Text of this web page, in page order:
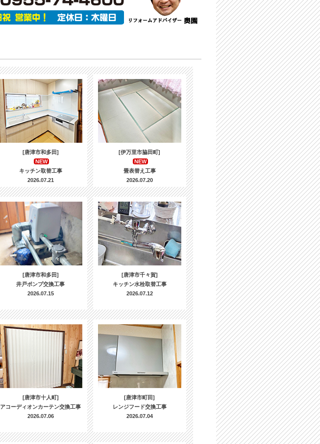
[唐津市和多田]
NEW
キッチン取替工事
2026.07.21
[伊万里市脇田町]
NEW
畳表替え工事
2026.07.20
[唐津市和多田]
井戸ポンプ交換工事
2026.07.15
[唐津市千々賀]
キッチン水栓取替工事
2026.07.12
[唐津市十人町]
アコーディオンカーテン交換工事
2026.07.06
[唐津市町田]
レンジフード交換工事
2026.07.04